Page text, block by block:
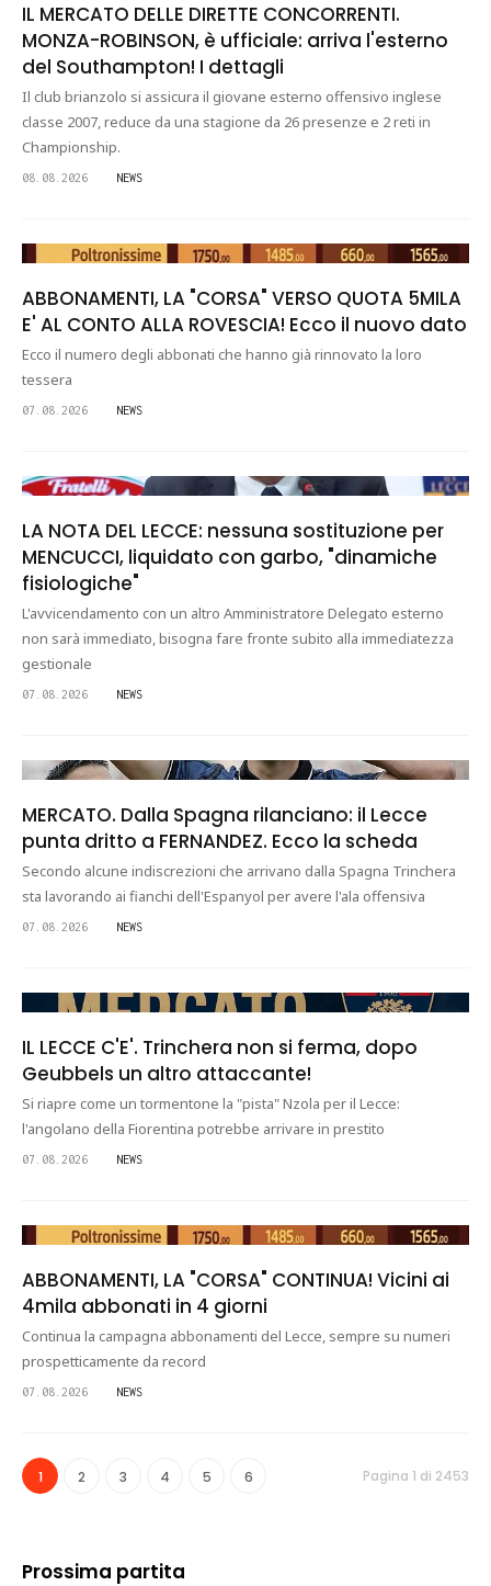
IL MERCATO DELLE DIRETTE CONCORRENTI.
MONZA-ROBINSON, è ufficiale: arriva l'esterno
del Southampton! I dettagli
Il club brianzolo si assicura il giovane esterno offensivo inglese
classe 2007, reduce da una stagione da 26 presenze e 2 reti in
Championship.
08.08.2026 NEWS
ABBONAMENTI, LA "CORSA" VERSO QUOTA 5MILA
E' AL CONTO ALLA ROVESCIA! Ecco il nuovo dato
Ecco il numero degli abbonati che hanno già rinnovato la loro
tessera
07.08.2026 NEWS
LA NOTA DEL LECCE: nessuna sostituzione per
MENCUCCI, liquidato con garbo, "dinamiche
fisiologiche"
L'avvicendamento con un altro Amministratore Delegato esterno
non sarà immediato, bisogna fare fronte subito alla immediatezza
gestionale
07.08.2026 NEWS
MERCATO. Dalla Spagna rilanciano: il Lecce
punta dritto a FERNANDEZ. Ecco la scheda
Secondo alcune indiscrezioni che arrivano dalla Spagna Trinchera
sta lavorando ai fianchi dell'Espanyol per avere l'ala offensiva
07.08.2026 NEWS
IL LECCE C'E'. Trinchera non si ferma, dopo
Geubbels un altro attaccante!
Si riapre come un tormentone la "pista" Nzola per il Lecce:
l'angolano della Fiorentina potrebbe arrivare in prestito
07.08.2026 NEWS
ABBONAMENTI, LA "CORSA" CONTINUA! Vicini ai
4mila abbonati in 4 giorni
Continua la campagna abbonamenti del Lecce, sempre su numeri
prospetticamente da record
07.08.2026 NEWS
1 2 3 4 5 6 Pagina 1 di 2453
Prossima partita